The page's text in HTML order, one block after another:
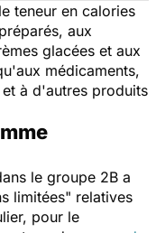
teneur en calories
aux
glacées et aux
médicaments,
à d'autres produits
le groupe 2B a
limitées" relatives
pour le